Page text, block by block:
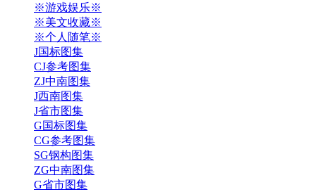
※游戏娱乐※
※美文收藏※
※个人随笔※
J国标图集
CJ参考图集
ZJ中南图集
J西南图集
J省市图集
G国标图集
CG参考图集
SG钢构图集
ZG中南图集
G省市图集